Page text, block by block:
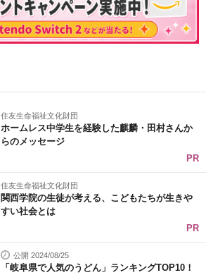
住友生命福祉文化財団
ホームレス中学生を経験した麒麟・田村さんか
らのメッセージ
PR
住友生命福祉文化財団
関西学院の生徒が考える、こどもたちが生きや
すい社会とは
PR
公開 2024/08/25
「岐阜県で人気のうどん」ランキングTOP10！